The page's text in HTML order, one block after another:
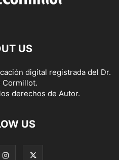
US
digital registrada del Dr.
derechos de Autor.
US